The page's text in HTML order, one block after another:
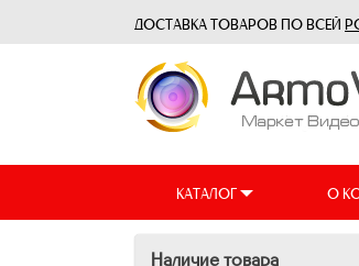
ДОСТАВКА ТОВАРОВ ПО ВСЕЙ
КАТАЛОГ О
Наличие товара